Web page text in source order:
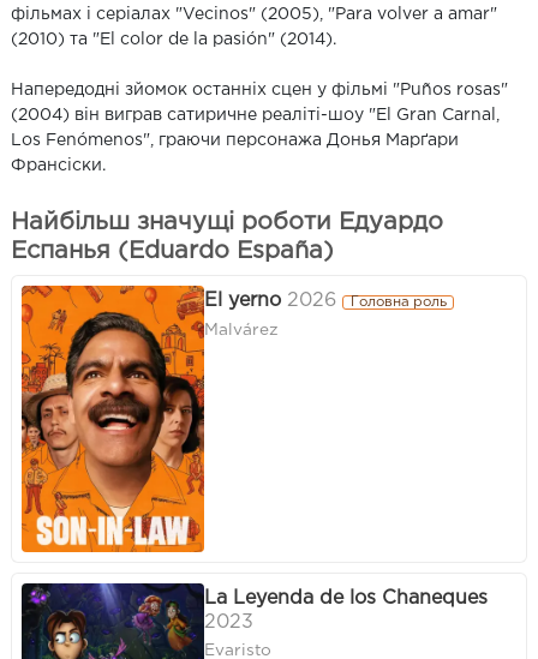
фільмах і серіалах "Vecinos" (2005), "Para volver a amar"
(2010) та "El color de la pasión" (2014).
Напередодні зйомок останніх сцен у фільмі "Puños rosas"
(2004) він виграв сатиричне реаліті-шоу "El Gran Carnal,
Los Fenómenos", граючи персонажа Донья Марґари
Франсіски.
Найбільш значущі роботи Едуардо
Еспанья (Eduardo España)
El yerno 2026 Головна роль
Malvárez
La Leyenda de los Chaneques
2023
Evaristo